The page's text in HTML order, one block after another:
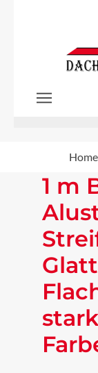
Zum
Home
1 m